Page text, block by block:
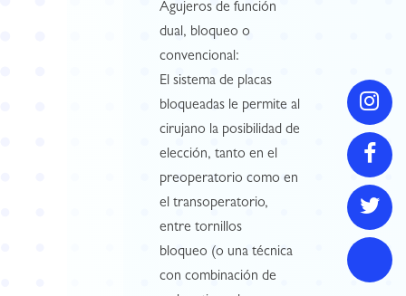
Agujeros de función
dual, bloqueo o
convencional:
El sistema de placas
bloqueadas le permite al
cirujano la posibilidad de
elección, tanto en el
preoperatorio como en
el transoperatorio,
entre tornillos
bloqueo (o una técnica
con combinación de